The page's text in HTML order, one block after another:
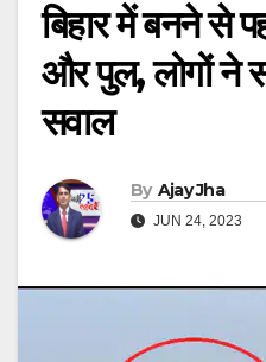
बिहार में बनने से
और पुल, लोगों ने
सवाल
By Ajay Jha
JUN 24, 2023